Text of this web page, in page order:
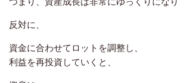
反対に、
資金に合わせてロットを調整し、
利益を再投資していくと、